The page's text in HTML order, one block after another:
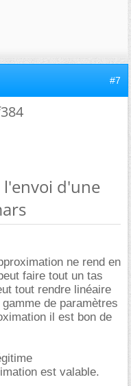
#7
l'envoi d'une
ne rend en
faire tout un tas
tout rendre linéaire
de paramètres
il est bon de
est valable.